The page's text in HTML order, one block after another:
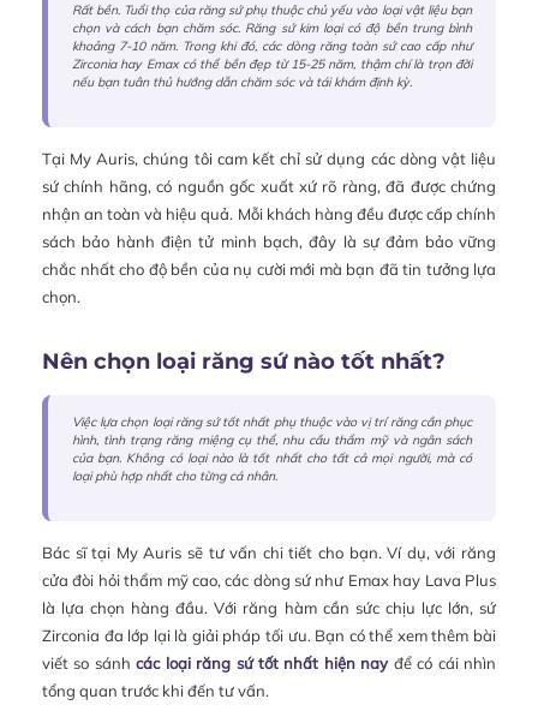
Rất bền. Tuổi thọ của răng sứ phụ thuộc chủ yếu vào loại vật liệu bạn
chọn và cách bạn chăm sóc. Răng sứ kim loại có độ bền trung bình
khoảng 7-10 năm. Trong khi đó, các dòng răng toàn sứ cao cấp như
Zirconia hay Emax có thể bền đẹp từ 15-25 năm, thậm chí là trọn đời
nếu bạn tuân thủ hướng dẫn chăm sóc và tái khám định kỳ.
Tại My Auris, chúng tôi cam kết chỉ sử dụng các dòng vật liệu
sứ chính hãng, có nguồn gốc xuất xứ rõ ràng, đã được chứng
nhận an toàn và hiệu quả. Mỗi khách hàng đều được cấp chính
sách bảo hành điện tử minh bạch, đây là sự đảm bảo vững
chắc nhất cho độ bền của nụ cười mới mà bạn đã tin tưởng lựa
chọn.
Nên chọn loại răng sứ nào tốt nhất?
Việc lựa chọn loại răng sứ tốt nhất phụ thuộc vào vị trí răng cần phục
hình, tình trạng răng miệng cụ thể, nhu cầu thẩm mỹ và ngân sách
của bạn. Không có loại nào là tốt nhất cho tất cả mọi người, mà có
loại phù hợp nhất cho từng cá nhân.
Bác sĩ tại My Auris sẽ tư vấn chi tiết cho bạn. Ví dụ, với răng
cửa đòi hỏi thẩm mỹ cao, các dòng sứ như Emax hay Lava Plus
là lựa chọn hàng đầu. Với răng hàm cần sức chịu lực lớn, sứ
Zirconia đa lớp lại là giải pháp tối ưu. Bạn có thể xem thêm bài
viết so sánhcác loại răng sứ tốt nhất hiện nayđể có cái nhìn
tổng quan trước khi đến tư vấn.